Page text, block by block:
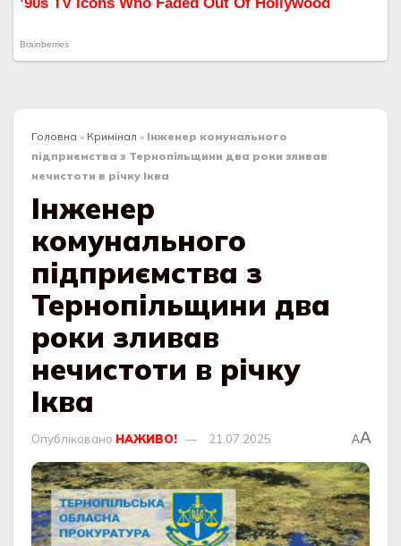
Головна » Кримінал » Інженер комунального
підприємства з Тернопільщини два роки зливав
нечистоти в річку Іква
Інженер
комунального
підприємства з
Тернопільщини два
роки зливав
нечистоти в річку
Іква
Опубліковано НАЖИВО! 21.07.2025 AA